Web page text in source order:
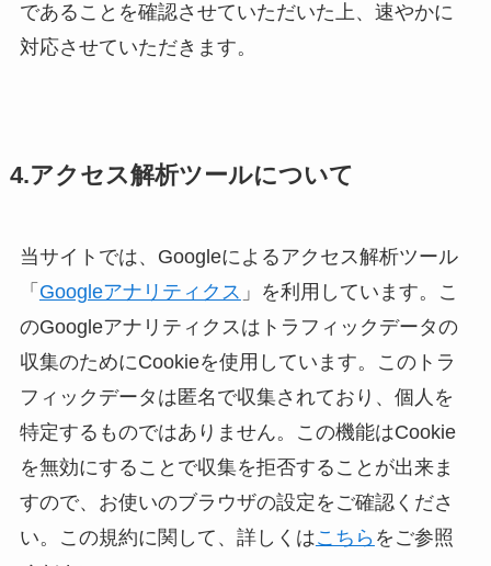
であることを確認させていただいた上、速やかに
対応させていただきます。
4.アクセス解析ツールについて
当サイトでは、Googleによるアクセス解析ツール
「 Googleアナリティクス 」を利用しています。こ
のGoogleアナリティクスはトラフィックデータの
収集のためにCookieを使用しています。このトラ
フィックデータは匿名で収集されており、個人を
特定するものではありません。この機能はCookie
を無効にすることで収集を拒否することが出来ま
すので、お使いのブラウザの設定をご確認くださ
い。この規約に関して、詳しくはこちら をご参照